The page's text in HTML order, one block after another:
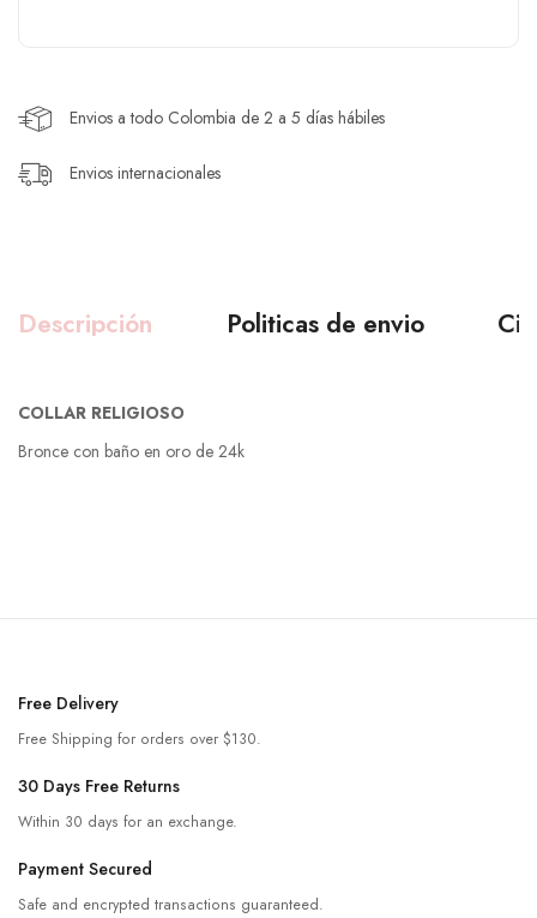
Envios a todo Colombia de 2 a 5 días hábiles
Envios internacionales
Descripción Politicas de envio
COLLAR RELIGIOSO
Bronce con baño en oro de 24k
Free Delivery
Free Shipping for orders over $130.
30 Days Free Returns
Within 30 days for an exchange.
Payment Secured
Safe and encrypted transactions guaranteed.